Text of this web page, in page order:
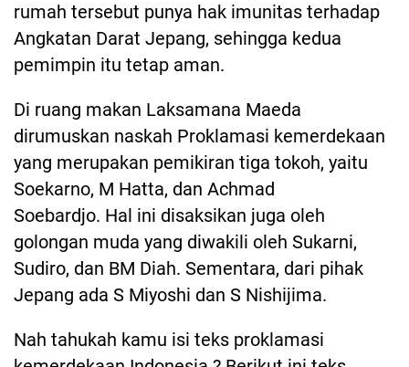
rumah tersebut punya hak imunitas terhadap
Angkatan Darat Jepang, sehingga kedua
pemimpin itu tetap aman.
Di ruang makan Laksamana Maeda
dirumuskan naskah Proklamasi kemerdekaan
yang merupakan pemikiran tiga tokoh, yaitu
Soekarno, M Hatta, dan Achmad
Soebardjo. Hal ini disaksikan juga oleh
golongan muda yang diwakili oleh Sukarni,
Sudiro, dan BM Diah. Sementara, dari pihak
Jepang ada S Miyoshi dan S Nishijima.
Nah tahukah kamu isi teks proklamasi